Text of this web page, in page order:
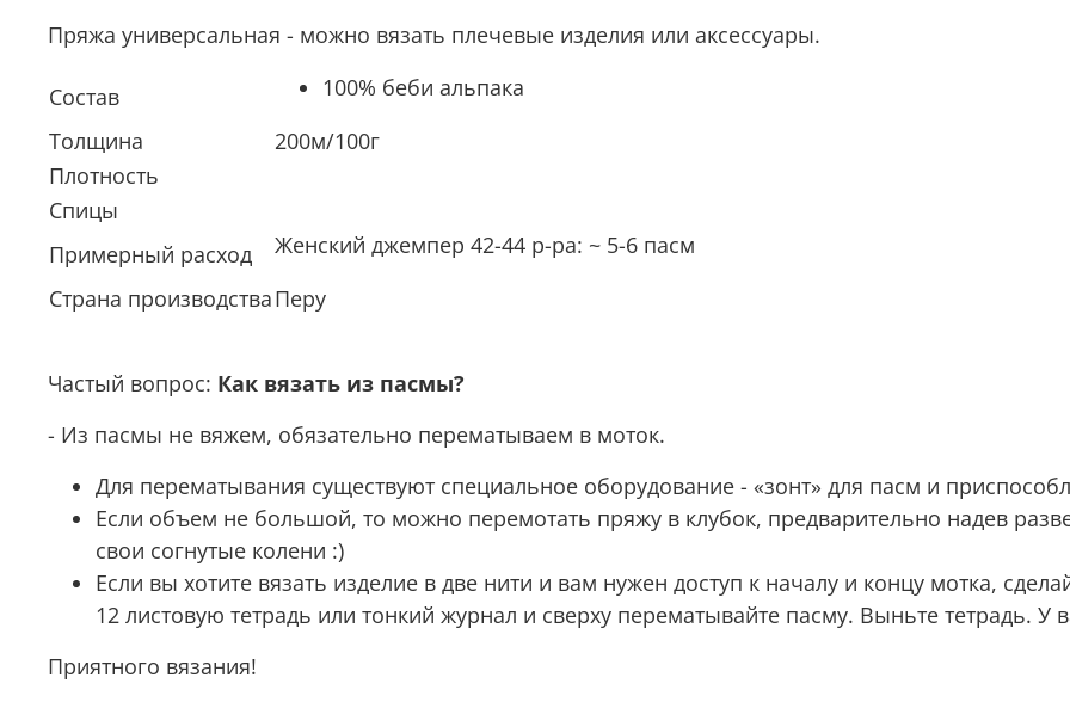
Пряжа универсальная - можно вязать плечевые изделия или аксессуары.
Состав
100% беби альпака
Толщина
200м/100г
Плотность
Спицы
Примерный расход
Женский джемпер 42-44 р-ра: ~ 5-6 пасм
Страна производстваПеру
Частый вопрос: Как вязать из пасмы?
- Из пасмы не вяжем, обязательно перематываем в моток.
Для перематывания существуют специальное
Если объем не большой, то можно перемотать пряжу в клубок, предварительно надев
свои согнутые колени :)
Если вы хотите вязать изделие в две нити и вам нужен доступ к началу и концу мотка,
12 листовую тетрадь или тонкий журнал и сверху перематывайте пасму. Выньте тетрадь. У
Приятного вязания!